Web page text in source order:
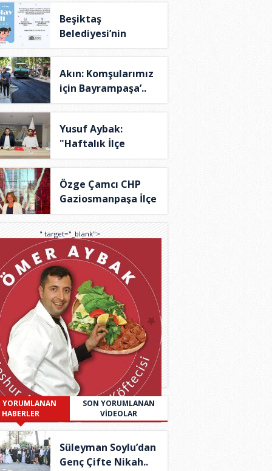
Beşiktaş
Belediyesi’nin
Theraplay T..
Akın: Komşularımız
için Bayrampaşa’..
Yusuf Aybak:
"Haftalık İlçe
Yönetim..
Özge Çamcı CHP
Gaziosmanpaşa İlçe
B..
" target="_blank">
YORUMLANAN
HABERLER
SON YORUMLANAN
VİDEOLAR
Süleyman Soylu’dan
Genç Çifte Nikah..